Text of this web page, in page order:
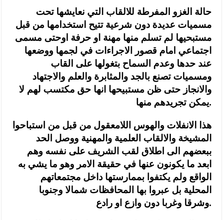
حالة الغزو المفرطة للالقاب التي نعايشها تحت
مسميات عديدة دون شرعية تتيح استخدامها من قبل
مستبحيها لم تسلم منها مهنة او حرفة اوحتى مسمى
اجتماعي امام قصور الاجراءات في لجمها ووضعها
عند حدها وعدم السماح بتغولها على القاب
ومسميات تصنع بالجد والمثابرة والعلم والاجتهاد
والانجاز حتى ظن مستبيحها انها حق مكتسب لهم لا
يمكن تجريدهم منها.
هذا الانفلات والهوس اللامعقول من قبل من استباحوا
المشيخة والالقاب العلمية والمهنية ووصل الحد
ببعضهم الى اطلاق لقب الشريف على نفسه وهم
ابعد ما يكونون عنها في حقيقة الامر وهو ما يشي به
الواقع ولم يكتفوا بممارستها داخل مجتمعاتهم
المحلية بل عبروا بها المحافظات شمالا وجنوبا
وشرقا وغربا دون وازع او رادع.